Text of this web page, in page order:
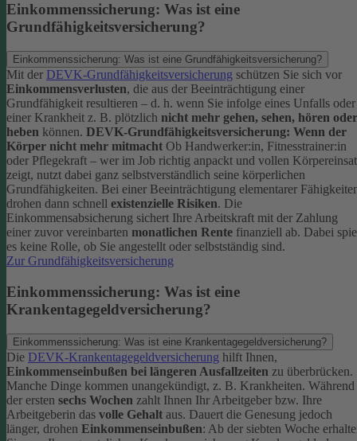
Einkommenssicherung: Was ist eine
Grundfähigkeitsversicherung?
Einkommenssicherung: Was ist eine Grundfähigkeitsversicherung?
Mit der DEVK-Grundfähigkeitsversicherung schützen Sie sich vor
Einkommensverlusten, die aus der Beeinträchtigung einer
Grundfähigkeit resultieren – d. h. wenn Sie infolge eines Unfalls oder
einer Krankheit z. B. plötzlich nicht mehr gehen, sehen, hören oder
heben können. DEVK-Grundfähigkeitsversicherung: Wenn der
Körper nicht mehr mitmacht Ob Handwerker:in, Fitnesstrainer:in
oder Pflegekraft – wer im Job richtig anpackt und vollen
zeigt, nutzt dabei ganz selbstverständlich seine körperlichen
Grundfähigkeiten. Bei einer Beeinträchtigung elementarer
drohen dann schnell existenzielle Risiken. Die
Einkommensabsicherung sichert Ihre Arbeitskraft mit der Zahlung
einer zuvor vereinbarten monatlichen Rente finanziell ab. Dabei
es keine Rolle, ob Sie angestellt oder selbstständig sind.
Zur Grundfähigkeitsversicherung
Einkommenssicherung: Was ist eine
Krankentagegeldversicherung?
Einkommenssicherung: Was ist eine Krankentagegeldversicherung?
Die DEVK-Krankentagegeldversicherung hilft Ihnen,
Einkommenseinbußen bei längeren Ausfallzeiten zu überbrücken.
Manche Dinge kommen unangekündigt, z. B. Krankheiten. Während
der ersten sechs Wochen zahlt Ihnen Ihr Arbeitgeber bzw. Ihre
Arbeitgeberin das volle Gehalt aus. Dauert die Genesung jedoch
länger, drohen Einkommenseinbußen: Ab der siebten Woche